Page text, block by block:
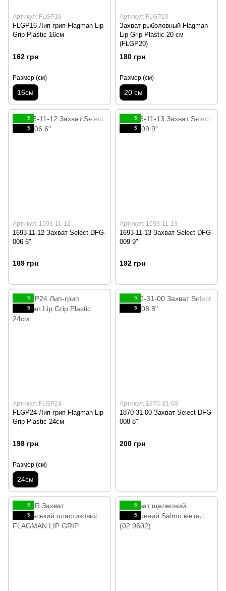
Артикул: FLGP16
FLGP16 Лип-грип Flagman Lip
Grip Plastic 16см
162 грн
Размер (см)
16см
Артикул: FLGP20
Захват рыболовный Flagman
Lip Grip Plastic 20 см
(FLGP20)
180 грн
Размер (см)
20 см
5
5
Артикул: 1693-11-12
1693-11-12 Захват Select DFG-
006 6"
189 грн
5
5
Артикул: 1693-11-13
1693-11-13 Захват Select DFG-
009 9"
192 грн
5
5
Артикул: FLGP24
FLGP24 Лип-грип Flagman Lip
Grip Plastic 24см
198 грн
Размер (см)
24см
5
5
Артикул: 1870-31-00
1870-31-00 Захват Select DFG-
008 8"
200 грн
5
5
5
5